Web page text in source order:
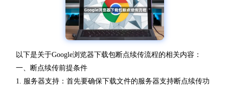
以下是关于Google浏览器下载包断点续传流程的相关内容：
一、断点续传前提条件
1. 服务器支持：首先要确保下载文件的服务器支持断点续传功